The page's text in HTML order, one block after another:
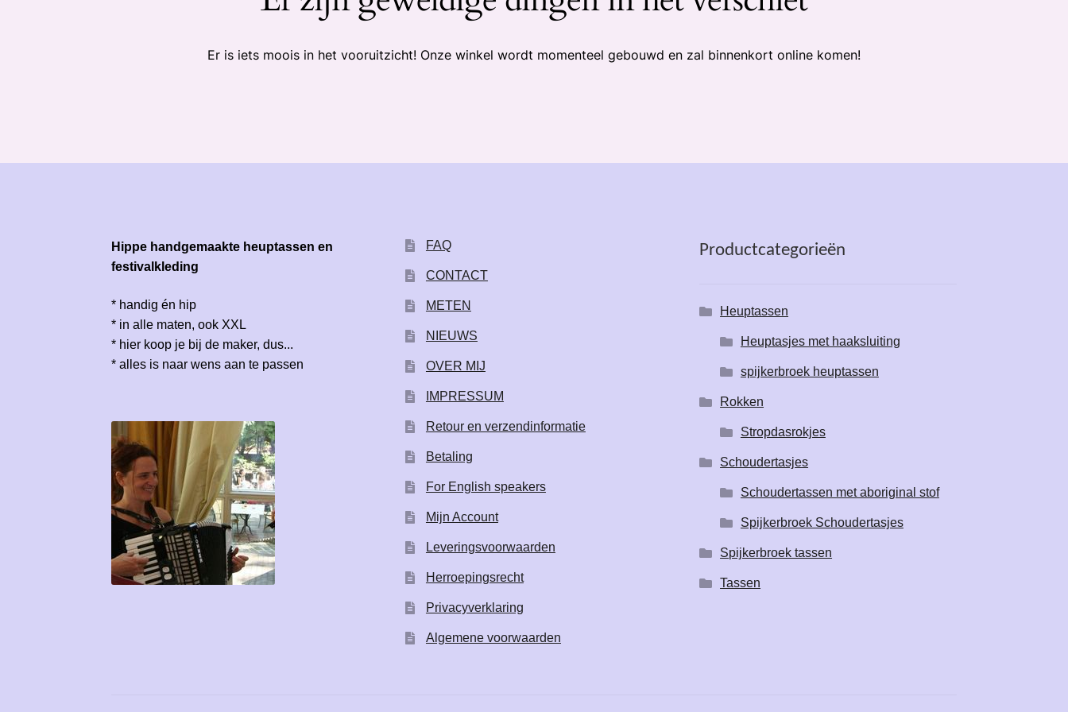
Er is iets moois in het vooruitzicht! Onze winkel wordt momenteel gebouwd en zal binnenkort online komen!
Hippe handgemaakte heuptassen en
festivalkleding
* handig én hip
* in alle maten, ook XXL
* hier koop je bij de maker, dus...
* alles is naar wens aan te passen
FAQ
CONTACT
METEN
NIEUWS
OVER MIJ
IMPRESSUM
Retour en verzendinformatie
Betaling
For English speakers
Mijn Account
Leveringsvoorwaarden
Herroepingsrecht
Privacyverklaring
Algemene voorwaarden
Productcategorieën
Heuptassen
Heuptasjes met haaksluiting
spijkerbroek heuptassen
Rokken
Stropdasrokjes
Schoudertasjes
Schoudertassen met aboriginal stof
Spijkerbroek Schoudertasjes
Spijkerbroek tassen
Tassen